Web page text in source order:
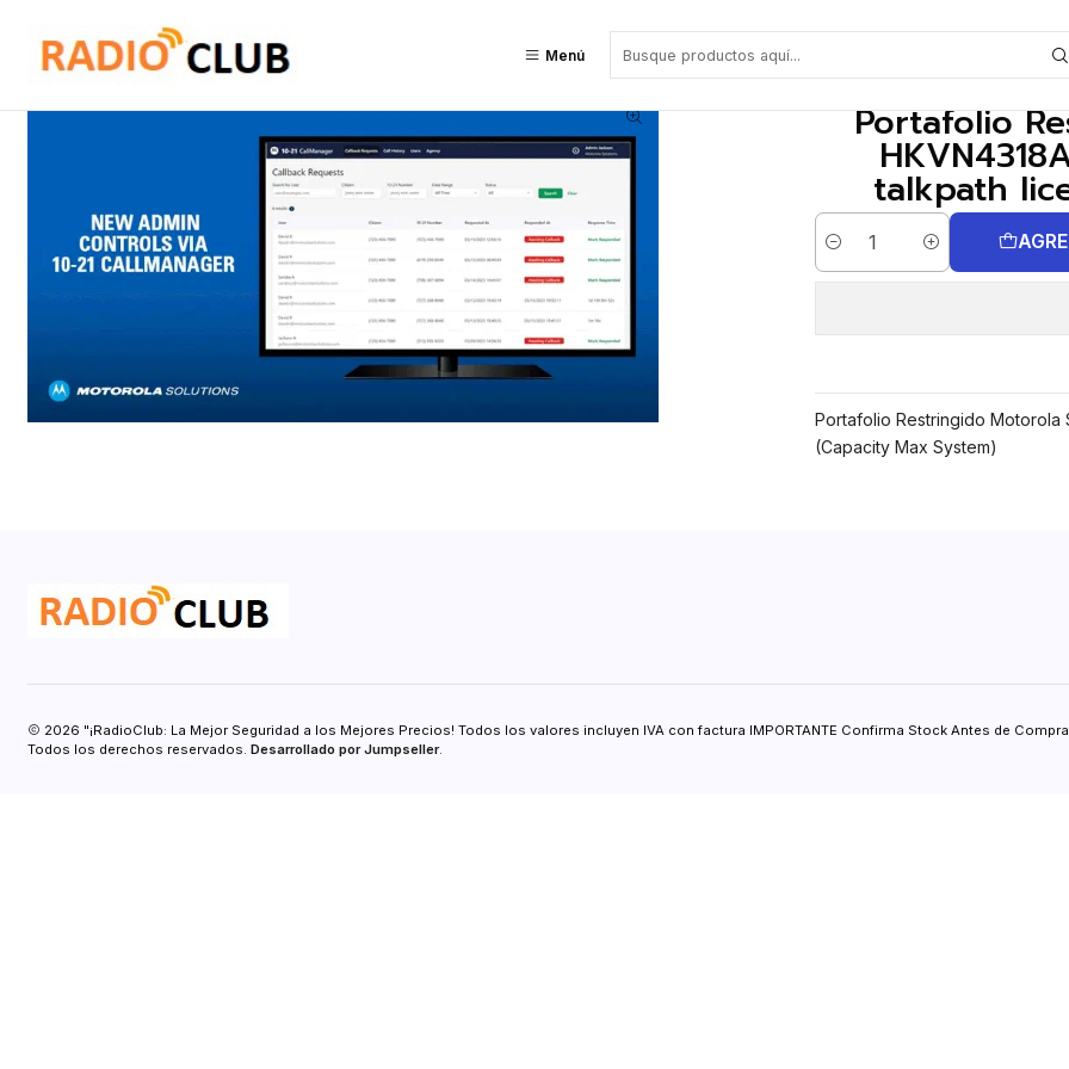
Menú
Software o Licencia
Portafolio
talkpath
Cantidad
Portafolio Restringido Motorola
(Capacity Max System)
2026 "¡RadioClub: La Mejor Seguridad a los Mejores Precios! Todos los valores incluyen IVA con factura IMPORTANTE Confirma Stock Antes de
Todos los derechos reservados. Desarrollado por Jumpseller.